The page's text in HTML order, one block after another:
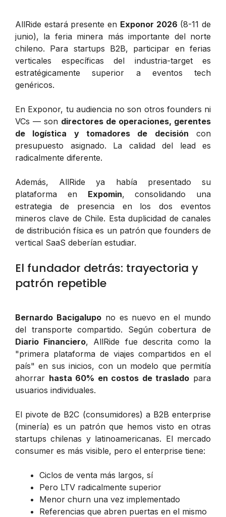
AllRide estará presente en Exponor 2026 (8-11 de
junio), la feria minera más importante del norte
chileno. Para startups B2B, participar en ferias
verticales específicas del industria-target es
estratégicamente superior a eventos tech
genéricos.
En Exponor, tu audiencia no son otros founders ni
VCs — son directores de operaciones, gerentes
de logística y tomadores de decisión con
presupuesto asignado. La calidad del lead es
radicalmente diferente.
Además, AllRide ya había presentado su
plataforma en Expomin, consolidando una
estrategia de presencia en los dos eventos
mineros clave de Chile. Esta duplicidad de canales
de distribución física es un patrón que founders de
vertical SaaS deberían estudiar.
El fundador detrás: trayectoria y
patrón repetible
Bernardo Bacigalupono es nuevo en el mundo
del transporte compartido. Según cobertura de
Diario Financiero, AllRide fue descrita como la
"primera plataforma de viajes compartidos en el
país" en sus inicios, con un modelo que permitía
ahorrar hasta 60% en costos de traslado para
usuarios individuales.
El pivote de B2C (consumidores) a B2B enterprise
(minería) es un patrón que hemos visto en otras
startups chilenas y latinoamericanas. El mercado
consumer es más visible, pero el enterprise tiene:
Ciclos de venta más largos, sí
Pero LTV radicalmente superior
Menor churn una vez implementado
Referencias que abren puertas en el mismo